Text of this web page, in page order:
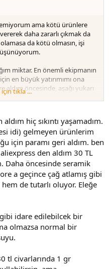
ama kötü ürünlere
daha zararlı çıkmak da
da kötü olmasın, işi
miktar. En önemli ekipmanın
en büyük yatırımımı ona
öncesinde, aşağı yukarı
onların fiyatları, özellikle tr
birkaç kez katlıyor. Artı
öneriliyor. Sanırım Timemore
elek ihtiyacımı da azaltır mı
öneriniz varsa -belki- şu an için
isteyebilirim, hatta
kafama yattı gibi. Ancak şu
önce hiç Aliexpress
Bu konuda biraz
tıkla ...
hiç sıkıntı yaşamadım.
idi) gelmeyen ürünlerim
için paramı geri aldım. ben
den aldım 30 TL
Daha öncesinde seramik
a geçince çağ atlamış gibi
de tutarlı oluyor. Eleğe
idare edilebilcek bir
olmazsa normal bir
tl civarlarında 1 gr